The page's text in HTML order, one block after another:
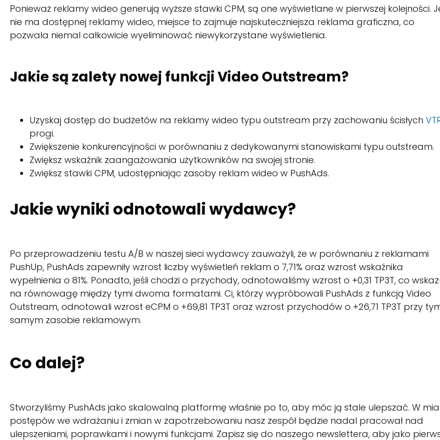
Ponieważ reklamy wideo generują wyższe stawki CPM, są one wyświetlane w pierwszej kolejności.
nie ma dostępnej reklamy wideo, miejsce to zajmuje najskuteczniejsza reklama graficzna, co
pozwala niemal całkowicie wyeliminować niewykorzystane wyświetlenia.
Jakie są zalety nowej funkcji Video Outstream?
Uzyskaj dostęp do budżetów na reklamy wideo typu outstream przy zachowaniu ścisłych
progi.
Zwiększenie konkurencyjności w porównaniu z dedykowanymi stanowiskami typu outstream.
Zwiększ wskaźnik zaangażowania użytkowników na swojej stronie.
Zwiększ stawki CPM, udostępniając zasoby reklam wideo w PushAds.
Jakie wyniki odnotowali wydawcy?
Po przeprowadzeniu testu A/B w naszej sieci wydawcy zauważyli, że w porównaniu z reklamami
PushUp, PushAds zapewniły wzrost liczby wyświetleń reklam o 7,71% oraz wzrost wskaźnika
wypełnienia o 81%. Ponadto, jeśli chodzi o przychody, odnotowaliśmy wzrost o +0,31 TP3T, co
na równowagę między tymi dwoma formatami. Ci, którzy wypróbowali PushAds z funkcją Video
Outstream, odnotowali wzrost eCPM o +69,81 TP3T oraz wzrost przychodów o +26,71 TP3T przy
samym zasobie reklamowym.
Co dalej?
Stworzyliśmy PushAds jako skalowalną platformę właśnie po to, aby móc ją stale ulepszać. W
postępów we wdrażaniu i zmian w zapotrzebowaniu nasz zespół będzie nadal pracował nad
ulepszeniami, poprawkami i nowymi funkcjami. Zapisz się do naszego newslettera, aby jako